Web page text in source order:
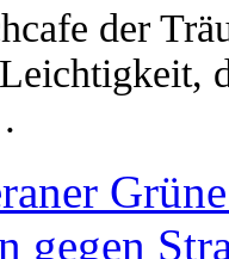
der
gegen